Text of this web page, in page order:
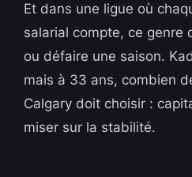
Et dans une ligue où
salarial compte, ce genre
ou défaire une saison.
mais à 33 ans, combien
Calgary doit choisir :
miser sur la stabilité.